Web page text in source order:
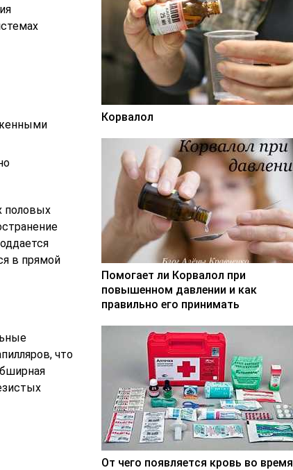
половых
в прямой
что
Корвалол
Помогает ли Корвалол при
повышенном давлении и как
правильно его принимать
От чего появляется кровь во время